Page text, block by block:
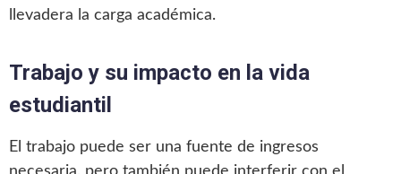
llevadera la carga académica.
Trabajo y su impacto en la vida
estudiantil
El trabajo puede ser una fuente de ingresos